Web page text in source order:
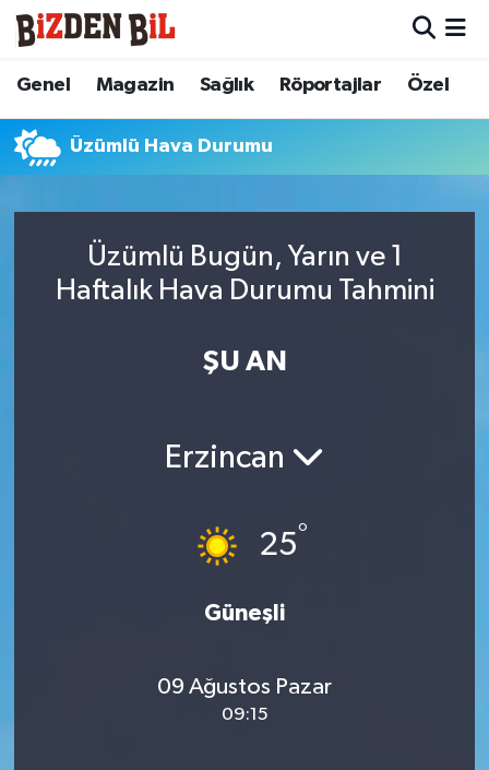
Genel Magazin Sağlık Röportajlar Özel
Üzümlü Hava Durumu
Üzümlü Bugün, Yarın ve 1
Haftalık Hava Durumu Tahmini
ŞU AN
Erzincan
25°
Güneşli
09 Ağustos Pazar
09:15
Hava Durumu
Trafik Durumu
Tüm Manşetler
Son Dakika Haberleri